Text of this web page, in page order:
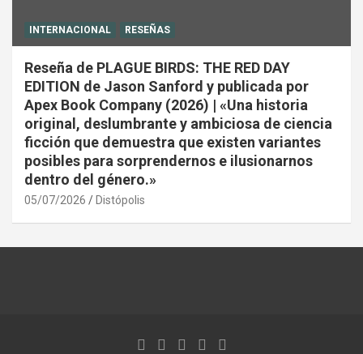
INTERNACIONAL RESEÑAS
Reseña de PLAGUE BIRDS: THE RED DAY
EDITION de Jason Sanford y publicada por
Apex Book Company (2026) | «Una historia
original, deslumbrante y ambiciosa de ciencia
ficción que demuestra que existen variantes
posibles para sorprendernos e ilusionarnos
dentro del género.»
05/07/2026 Distópolis